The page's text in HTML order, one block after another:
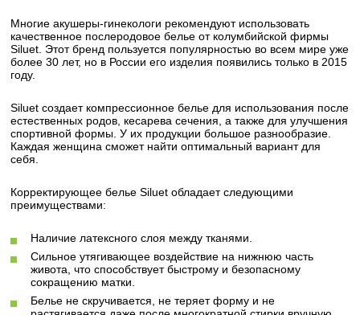
Многие акушеры-гинекологи рекомендуют использовать
качественное послеродовое белье от колумбийской фирмы
Siluet. Этот бренд пользуется популярностью во всем мире уже
более 30 лет, но в России его изделия появились только в 2015
году.
Siluet создает компрессионное белье для использования после
естественных родов, кесарева сечения, а также для улучшения
спортивной формы. У их продукции большое разнообразие.
Каждая женщина сможет найти оптимальный вариант для
себя.
Корректирующее белье Siluet обладает следующими
преимуществами:
Наличие латексного слоя между тканями.
Сильное утягивающее воздействие на нижнюю часть
живота, что способствует быстрому и безопасному
сокращению матки.
Белье не скручивается, не теряет форму и не